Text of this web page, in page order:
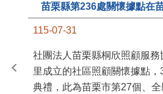
苗栗縣第236處關懷據點在
115-07-31
社團法人苗栗縣桐欣照顧服
里成立的社區照顧關懷據點
典禮，此為苗栗市第27個、